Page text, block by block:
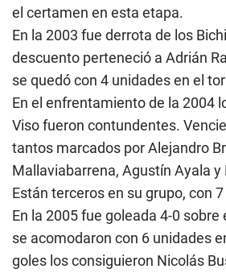
el certamen en esta etapa.
En la 2003 fue derrota de los
descuento perteneció a Adrián
se quedó con 4 unidades en el
En el enfrentamiento de la 2004
Viso fueron contundentes.
tantos marcados por Alejandro
Mallaviabarrena, Agustín Ayala y
Están terceros en su grupo, con
En la 2005 fue goleada 4-0 sobre
se acomodaron con 6 unidades
goles los consiguieron Nicolás